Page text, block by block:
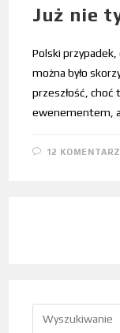
Już nie
Polski przypadek,
można było
przeszłość, choć
ewenementem,
12